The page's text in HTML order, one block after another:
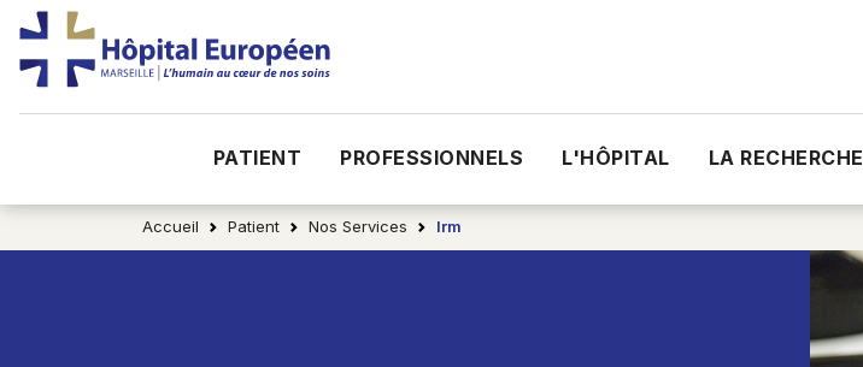
PATIENT PROFESSIONNELS L'HÔPITAL LA RECHERCHE
Accueil Patient Nos Services Irm